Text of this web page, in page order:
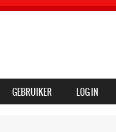
GEBRUIKER LOG IN